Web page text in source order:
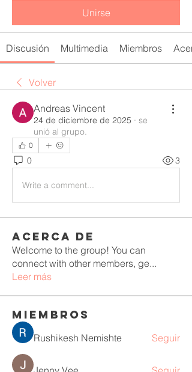
Unirse
Discusión Multimedia Miembros
Volver
Andreas Vincent
24 de diciembre de 2025 · se
unió al grupo.
0
0 3
Write a comment...
Acerca de
Welcome to the group! You can
connect with other members, ge...
Leer más
Miembros
Rushikesh Nemishte Seguir